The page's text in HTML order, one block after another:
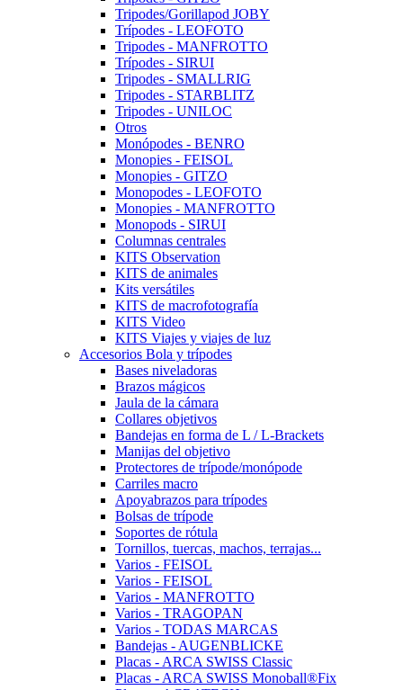
Tripodes/Gorillapod JOBY
Trípodes - LEOFOTO
Tripodes - MANFROTTO
Trípodes - SIRUI
Tripodes - SMALLRIG
Tripodes - STARBLITZ
Tripodes - UNILOC
Otros
Monópodes - BENRO
Monopies - FEISOL
Monopies - GITZO
Monopodes - LEOFOTO
Monopies - MANFROTTO
Monopods - SIRUI
Columnas centrales
KITS Observation
KITS de animales
Kits versátiles
KITS de macrofotografía
KITS Video
KITS Viajes y viajes de luz
Accesorios Bola y trípodes
Bases niveladoras
Brazos mágicos
Jaula de la cámara
Collares objetivos
Bandejas en forma de L / L-Brackets
Manijas del objetivo
Protectores de trípode/monópode
Carriles macro
Apoyabrazos para trípodes
Bolsas de trípode
Soportes de rótula
Tornillos, tuercas, machos, terrajas...
Varios - FEISOL
Varios - FEISOL
Varios - MANFROTTO
Varios - TRAGOPAN
Varios - TODAS MARCAS
Bandejas - AUGENBLICKE
Placas - ARCA SWISS Classic
Placas - ARCA SWISS Monoball®Fix